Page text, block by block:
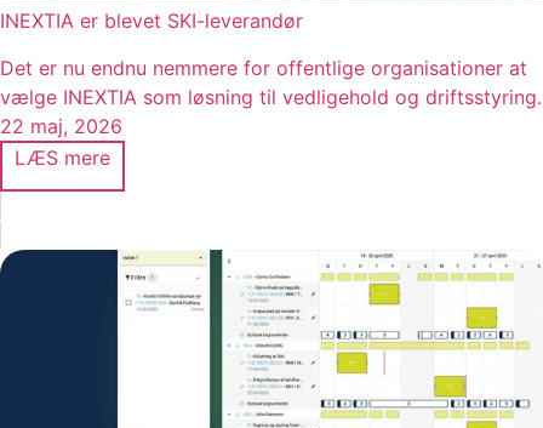
INEXTIA er blevet SKI-leverandør
Det er nu endnu nemmere for offentlige organisationer at
vælge INEXTIA som løsning til vedligehold og driftsstyring.
22 maj, 2026
LÆS mere